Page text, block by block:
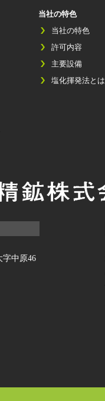
当社の特色
当社の特色
許可内容
主要設備
塩化揮発法とは
字中原46